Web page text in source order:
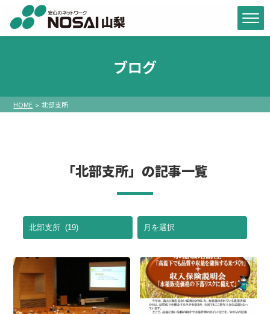
ブログ
HOME 北部支所
「北部支所」の記事一覧